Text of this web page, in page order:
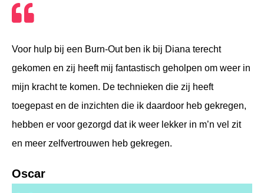
Voor hulp bij een Burn-Out ben ik bij Diana terecht
gekomen en zij heeft mij fantastisch geholpen om weer in
mijn kracht te komen. De technieken die zij heeft
toegepast en de inzichten die ik daardoor heb gekregen,
hebben er voor gezorgd dat ik weer lekker in m’n vel zit
en meer zelfvertrouwen heb gekregen.
Oscar